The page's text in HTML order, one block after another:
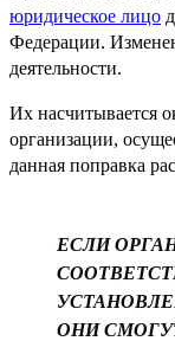
юридическое лицо
Федерации.
деятельности.
Их насчитывается
организации,
данная поправка
ЕСЛИ
ОНИ